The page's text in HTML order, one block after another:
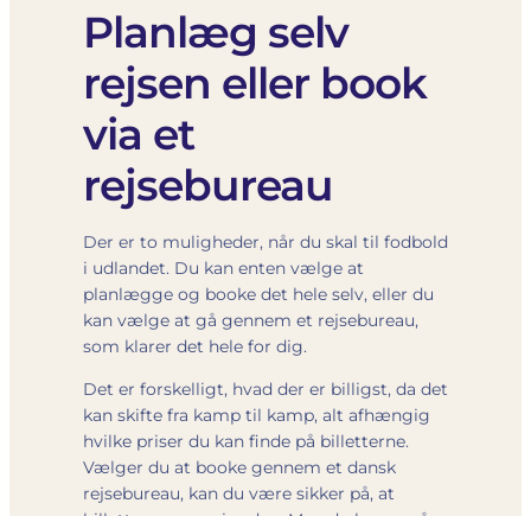
Planlæg selv
rejsen eller book
via et
rejsebureau
Der er to muligheder, når du skal til fodbold
i udlandet. Du kan enten vælge at
planlægge og booke det hele selv, eller du
kan vælge at gå gennem et rejsebureau,
som klarer det hele for dig.
Det er forskelligt, hvad der er billigst, da det
kan skifte fra kamp til kamp, alt afhængig
hvilke priser du kan finde på billetterne.
Vælger du at booke gennem et dansk
rejsebureau, kan du være sikker på, at